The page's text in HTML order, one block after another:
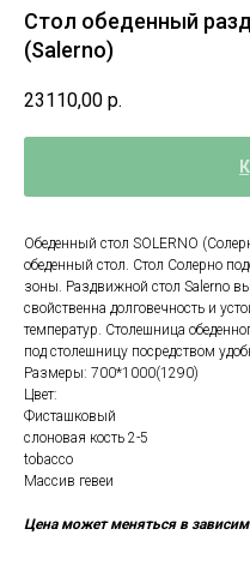
Стол обеденный
(Salerno)
23110,00 р.
Обеденный стол SOLERNO
обеденный стол. Стол Солерно
зоны. Раздвижной стол Salerno
свойственна долговечность и
температур. Столешница
под столешницу посредством
Размеры: 700*1000(1290)
Цвет:
Фисташковый
слоновая кость 2-5
tobacco
Массив гевеи
Цена может меняться в